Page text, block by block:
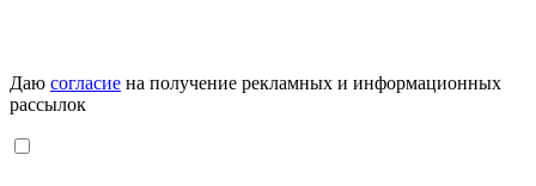
Даю согласие на получение рекламных и информационных
рассылок